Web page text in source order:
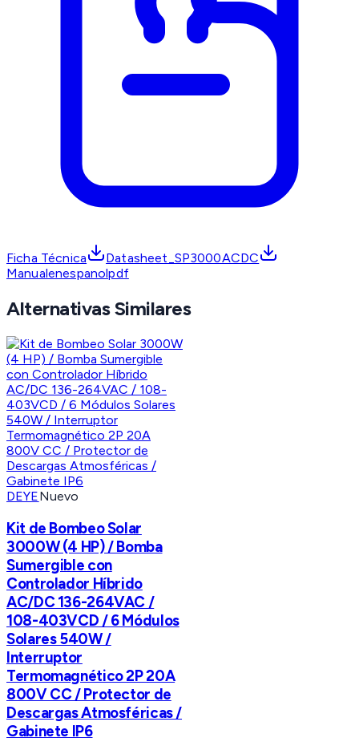
Ficha Técnica
Datasheet_SP3000ACDC
Manualenespanolpdf
Alternativas Similares
DEYENuevo
Kit de Bombeo Solar
3000W (4 HP) / Bomba
Sumergible con
Controlador Híbrido
AC/DC 136-264VAC /
108-403VCD / 6 Módulos
Solares 540W /
Interruptor
Termomagnético 2P 20A
800V CC / Protector de
Descargas Atmosféricas /
Gabinete IP6